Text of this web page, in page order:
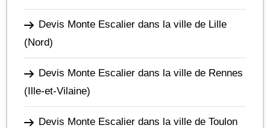
Devis Monte Escalier dans la ville de Lille
(Nord)
Devis Monte Escalier dans la ville de Rennes
(Ille-et-Vilaine)
Devis Monte Escalier dans la ville de Toulon